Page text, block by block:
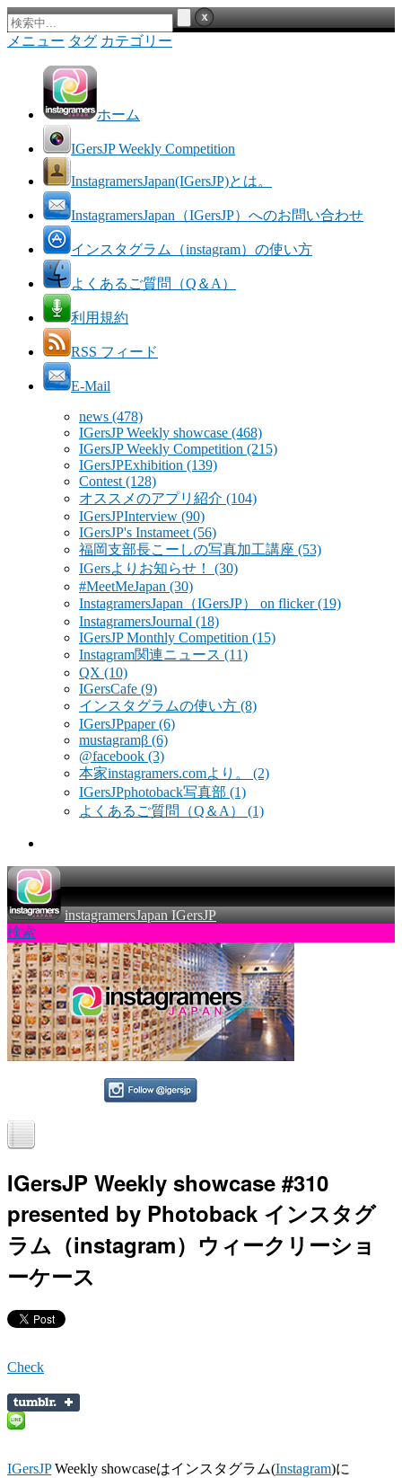
メニュー タグ カテゴリー
ホーム
IGersJP Weekly Competition
InstagramersJapan(IGersJP)とは。
InstagramersJapan（IGersJP）へのお問い合わせ
インスタグラム（instagram）の使い方
よくあるご質問（Q＆A）
利用規約
RSS フィード
E-Mail
news (478)
IGersJP Weekly showcase (468)
IGersJP Weekly Competition (215)
IGersJPExhibition (139)
Contest (128)
オススメのアプリ紹介 (104)
IGersJPInterview (90)
IGersJP's Instameet (56)
福岡支部長こーしの写真加工講座 (53)
IGersよりお知らせ！ (30)
#MeetMeJapan (30)
InstagramersJapan（IGersJP） on flicker(19)
InstagramersJournal (18)
IGersJP Monthly Competition (15)
Instagram関連ニュース (11)
QX (10)
IGersCafe (9)
インスタグラムの使い方 (8)
IGersJPpaper(6)
mustagramβ (6)
@facebook (3)
本家instagramers.comより。 (2)
IGersJPphotoback写真部 (1)
よくあるご質問（Q＆A） (1)
instagramersJapan IGersJP
検索
IGersJP Weekly showcase #310
presented by Photoback インスタグ
ラム（instagram）ウィークリーショ
ーケース
Check
IGersJPWeekly showcaseはインスタグラム(Instagram)に